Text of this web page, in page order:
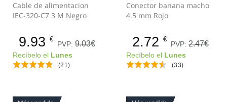
Cable de alimentacion
IEC-320-C7 3 M Negro
9.93 €
PVP: 9.03€
Recíbelo el Lunes
(21)
Conector banana macho
4.5 mm Rojo
2.72 €
PVP: 2.47€
Recíbelo el Lunes
(33)